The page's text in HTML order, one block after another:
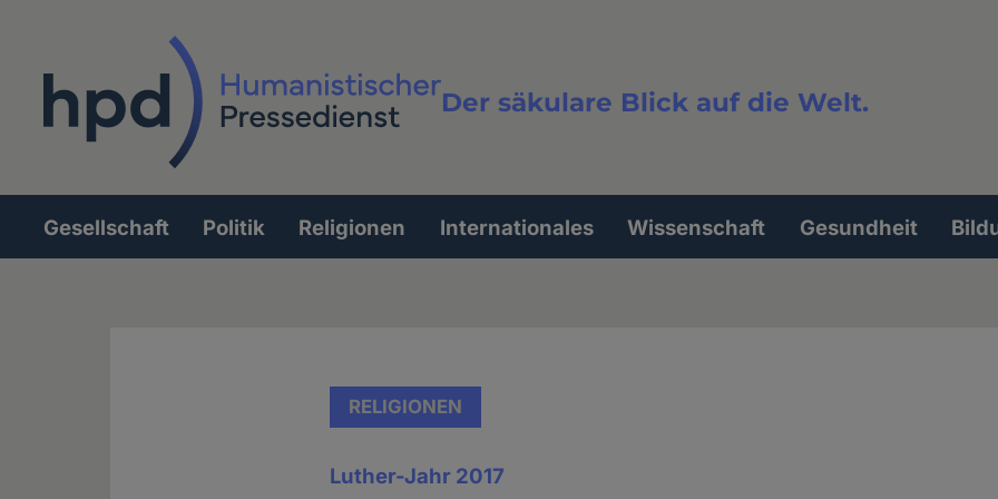
Der säkulare Blick auf die Welt.
Volltextsuche
Hauptnavigation
Gesellschaft Politik Religionen Internationales Wissenschaft Gesundheit
RELIGIONEN
Luther-Jahr 2017